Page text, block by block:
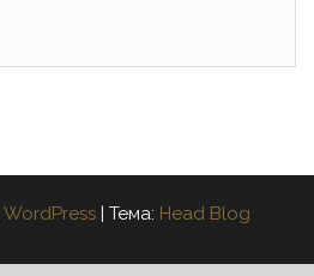
WordPress | Тема: Head Blog